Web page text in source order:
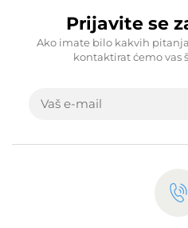
Prijavite se
Ako imate bilo kakvih
kontaktirat ćemo vas